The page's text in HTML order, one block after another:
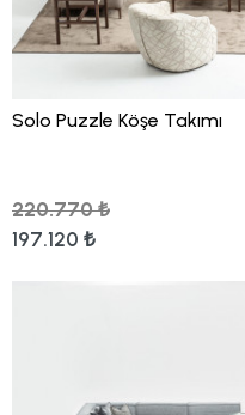
Solo Puzzle Köşe Takımı
220.770 ₺
197.120 ₺